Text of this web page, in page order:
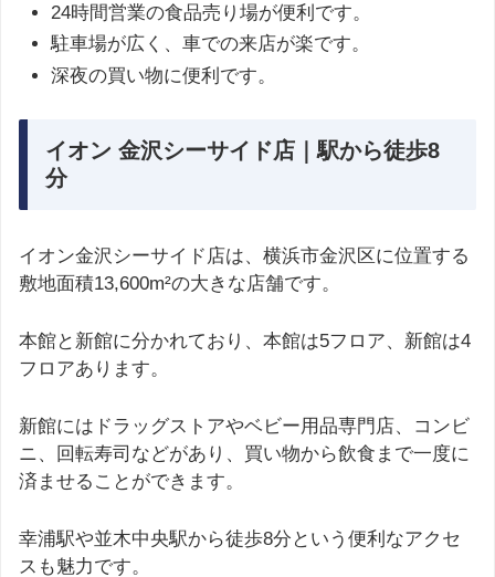
24時間営業の食品売り場が便利です。
駐車場が広く、車での来店が楽です。
深夜の買い物に便利です。
イオン 金沢シーサイド店｜駅から徒歩8
分
イオン金沢シーサイド店は、横浜市金沢区に位置する
敷地面積13,600m²の大きな店舗です。
本館と新館に分かれており、本館は5フロア、新館は4
フロアあります。
新館にはドラッグストアやベビー用品専門店、コンビ
ニ、回転寿司などがあり、買い物から飲食まで一度に
済ませることができます。
幸浦駅や並木中央駅から徒歩8分という便利なアクセ
スも魅力です。